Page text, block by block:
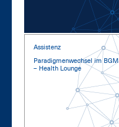
Assistenz
Pa­ra­dig­men­wech­sel im BGM
– Health Lounge